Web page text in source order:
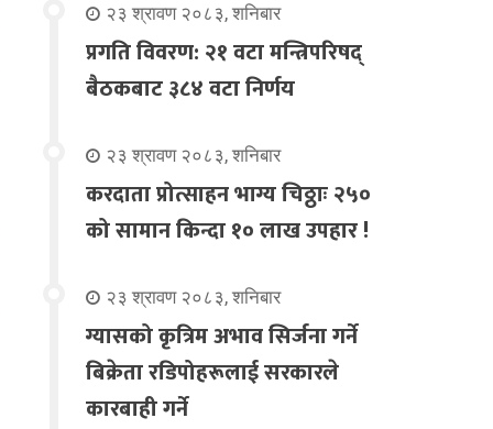
२३ श्रावण २०८३, शनिबार
प्रगति विवरण: २१ वटा मन्त्रिपरिषद्
बैठकबाट ३८४ वटा निर्णय
२३ श्रावण २०८३, शनिबार
करदाता प्रोत्साहन भाग्य चिठ्ठाः २५०
को सामान किन्दा १० लाख उपहार !
२३ श्रावण २०८३, शनिबार
ग्यासको कृत्रिम अभाव सिर्जना गर्ने
बिक्रेता रडिपोहरूलाई सरकारले
कारबाही गर्ने